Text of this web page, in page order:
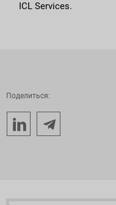
ICL Services.
Поделиться: